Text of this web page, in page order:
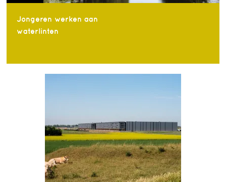
Jongeren werken aan
waterlinten